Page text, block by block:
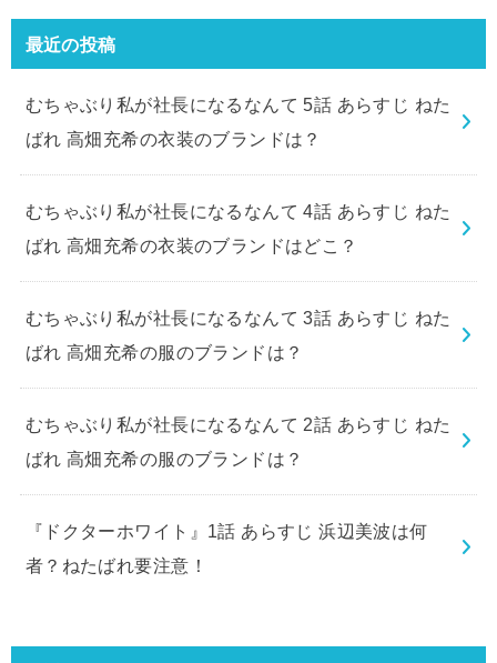
最近の投稿
むちゃぶり私が社長になるなんて 5話 あらすじ ねた
ばれ 高畑充希の衣装のブランドは？
むちゃぶり私が社長になるなんて 4話 あらすじ ねた
ばれ 高畑充希の衣装のブランドはどこ？
むちゃぶり私が社長になるなんて 3話 あらすじ ねた
ばれ 高畑充希の服のブランドは？
むちゃぶり私が社長になるなんて 2話 あらすじ ねた
ばれ 高畑充希の服のブランドは？
『ドクターホワイト』1話 あらすじ 浜辺美波は何
者？ねたばれ要注意！